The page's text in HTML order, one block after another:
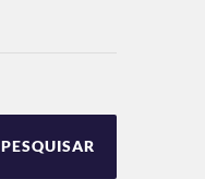
PESQUISAR